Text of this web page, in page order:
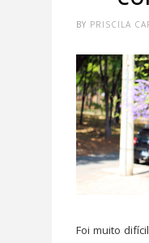
BY PRISCILA
Foi muito